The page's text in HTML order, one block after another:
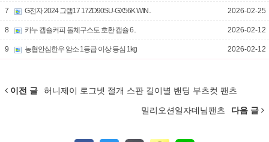
7 G전자 2024 그램17 17ZD90SU-GX56K WIN.. 2026-02-25
8 카누 캡슐커피 돌체구스토 호환 캡슐 6.. 2026-02-12
9 농협안심한우 암소 1등급 이상 등심 1kg 2026-02-12
이전 글 허니제이 로그넷 절개 스판 길이별 밴딩 부츠컷 팬츠
밀리오션일자데님팬츠 다음 글